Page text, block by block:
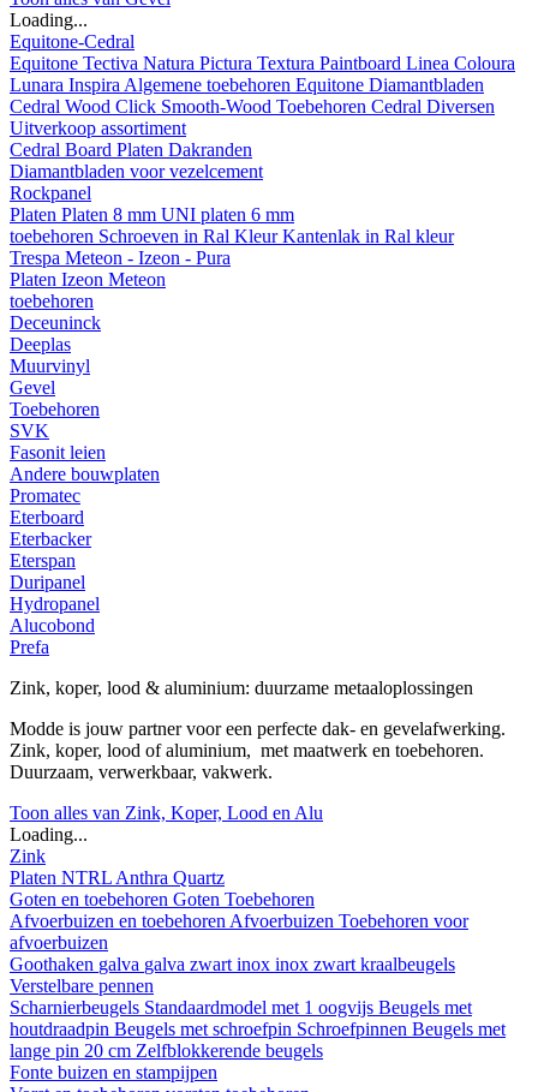
Loading...
Equitone-Cedral
Equitone Tectiva Natura Pictura Textura Paintboard Linea Coloura
Lunara Inspira Algemene toebehoren Equitone Diamantbladen
Cedral Wood Click Smooth-Wood Toebehoren Cedral Diversen
Uitverkoop assortiment
Cedral Board Platen Dakranden
Diamantbladen voor vezelcement
Rockpanel
Platen Platen 8 mm UNI platen 6 mm
toebehoren Schroeven in Ral KleurKantenlak in Ral kleur
Trespa Meteon - Izeon - Pura
Platen Izeon Meteon
toebehoren
Deceuninck
Deeplas
Muurvinyl
Gevel
Toebehoren
SVK
Fasonit leien
Andere bouwplaten
Promatec
Eterboard
Eterbacker
Eterspan
Duripanel
Hydropanel
Alucobond
Prefa
Zink, koper, lood & aluminium: duurzame metaaloplossingen
Modde is jouw partner voor een perfecte dak- en gevelafwerking.
Zink, koper, lood of aluminium, met maatwerk en toebehoren.
Duurzaam, verwerkbaar, vakwerk.
Toon alles van Zink, Koper, Lood en Alu
Loading...
Zink
Platen NTRL Anthra Quartz
Goten en toebehoren Goten Toebehoren
Afvoerbuizen en toebehoren Afvoerbuizen Toebehoren voor
afvoerbuizen
Goothaken galva galva zwart inox inox zwart kraalbeugels
Verstelbare pennen
Scharnierbeugels Standaardmodel met 1 oogvijs Beugels met
houtdraadpin Beugels met schroefpin Schroefpinnen Beugels met
lange pin 20 cm Zelfblokkerende beugels
Fonte buizen en stampijpen